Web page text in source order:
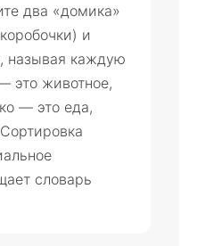
два «домика»
и
называя каждую
это животное,
— это еда,
словарь